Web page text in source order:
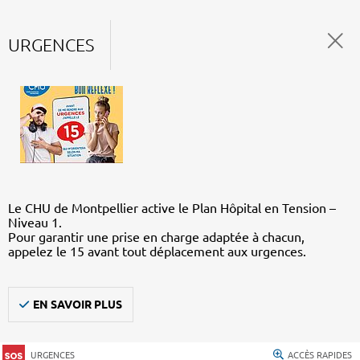
URGENCES
Le CHU de Montpellier active le Plan Hôpital en Tension –
Niveau 1.
Pour garantir une prise en charge adaptée à chacun,
appelez le 15 avant tout déplacement aux urgences.
EN SAVOIR PLUS
URGENCES ACCÈS RAPIDES